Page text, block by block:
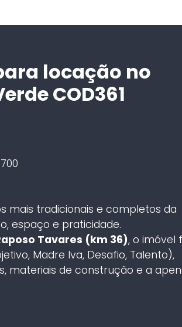
locação no
COD361
mais tradicionais e completos da
espaço e praticidade.
Tavares (km 36), o imóvel
Madre Iva, Desafio, Talento),
materiais de construção e a